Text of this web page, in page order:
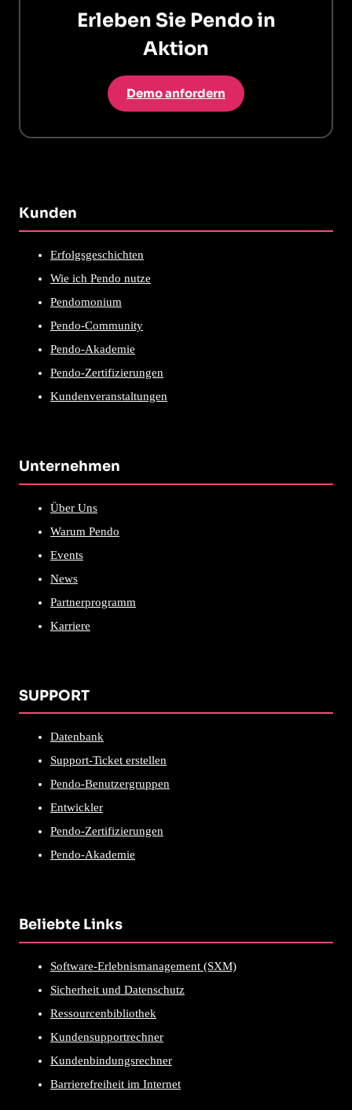
Erleben Sie Pendo in
Aktion
Demo anfordern
Kunden
Erfolgsgeschichten
Wie ich Pendo nutze
Pendomonium
Pendo-Community
Pendo-Akademie
Pendo-Zertifizierungen
Kundenveranstaltungen
Unternehmen
Über Uns
Warum Pendo
Events
News
Partnerprogramm
Karriere
SUPPORT
Datenbank
Support-Ticket erstellen
Pendo-Benutzergruppen
Entwickler
Pendo-Zertifizierungen
Pendo-Akademie
Beliebte Links
Software-Erlebnismanagement (SXM)
Sicherheit und Datenschutz
Ressourcenbibliothek
Kundensupportrechner
Kundenbindungsrechner
Barrierefreiheit im Internet